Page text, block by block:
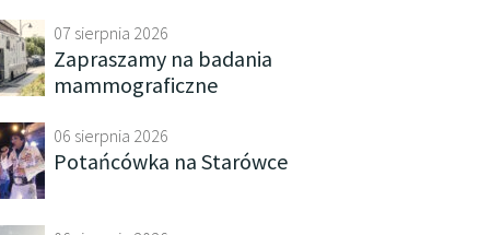
07 sierpnia 2026
Zapraszamy na badania
mammograficzne
06 sierpnia 2026
Potańcówka na Starówce